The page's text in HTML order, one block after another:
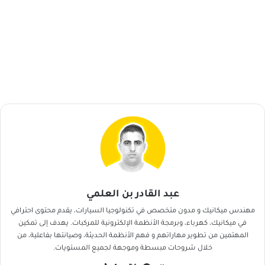
عبد القادر بن العلمي
مهندس ميكانيك و مدون متخصص في تكنولوجيا السيارات، يقدم محتوى احترافي
في ميكانيك، كهرباء، وبرمجة الأنظمة الإلكترونية للمركبات. يهدف إلى تمكين
المهتمين من تطوير مهاراتهم و فهم الأنظمة الحديثة، وصيانتها بفاعلية، من
خلال شروحات مبسطة وموجهة لجميع المستويات.